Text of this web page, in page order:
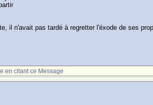
il n'avait pas tardé à regretter l'éxode de ses
en citant ce Message